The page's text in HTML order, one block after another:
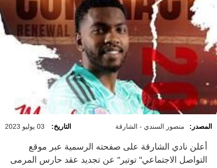
المصدر: منصور السندي - الشارقة التاريخ: 03 يوليو 2023
أعلن نادي الشارقة على صفحته الرسمية عبر موقع
التواصل الاجتماعي" توتير" عن تجديد عقد حارس المرمى